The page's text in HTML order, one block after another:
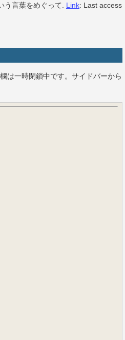
う言葉をめぐって. Link: Last access
は一時閉鎖中です。サイドバーから